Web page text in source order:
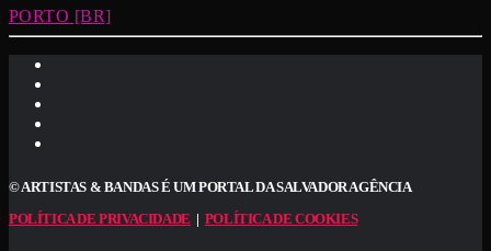
PORTO [BR]
© ARTISTAS & BANDAS É UM PORTAL DA SALVADOR AGÊNCIA
POLÍTICA DE PRIVACIDADE | POLÍTICA DE COOKIES